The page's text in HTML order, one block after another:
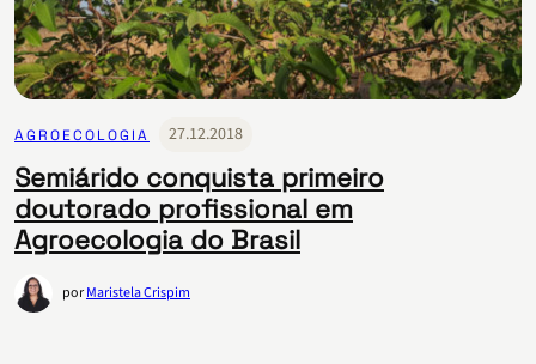
AGROECOLOGIA 27.12.2018
Semiárido conquista primeiro
doutorado profissional em
Agroecologia do Brasil
porMaristela Crispim